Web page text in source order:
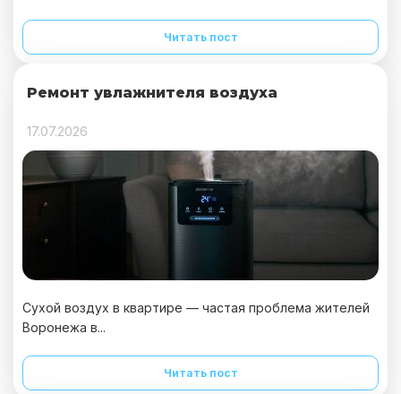
Читать пост
Ремонт увлажнителя воздуха
17.07.2026
Сухой воздух в квартире — частая проблема жителей
Воронежа в...
Читать пост